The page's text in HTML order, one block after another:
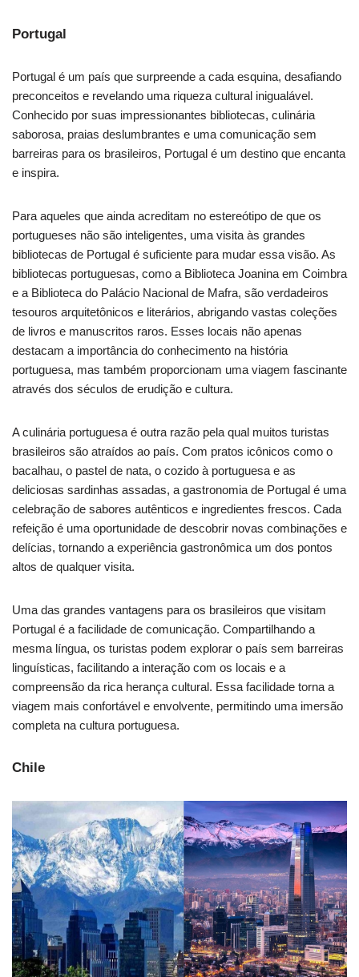
Portugal
Portugal é um país que surpreende a cada esquina, desafiando
preconceitos e revelando uma riqueza cultural inigualável.
Conhecido por suas impressionantes bibliotecas, culinária
saborosa, praias deslumbrantes e uma comunicação sem
barreiras para os brasileiros, Portugal é um destino que encanta
e inspira.
Para aqueles que ainda acreditam no estereótipo de que os
portugueses não são inteligentes, uma visita às grandes
bibliotecas de Portugal é suficiente para mudar essa visão. As
bibliotecas portuguesas, como a Biblioteca Joanina em Coimbra
e a Biblioteca do Palácio Nacional de Mafra, são verdadeiros
tesouros arquitetônicos e literários, abrigando vastas coleções
de livros e manuscritos raros. Esses locais não apenas
destacam a importância do conhecimento na história
portuguesa, mas também proporcionam uma viagem fascinante
através dos séculos de erudição e cultura.
A culinária portuguesa é outra razão pela qual muitos turistas
brasileiros são atraídos ao país. Com pratos icônicos como o
bacalhau, o pastel de nata, o cozido à portuguesa e as
deliciosas sardinhas assadas, a gastronomia de Portugal é uma
celebração de sabores autênticos e ingredientes frescos. Cada
refeição é uma oportunidade de descobrir novas combinações e
delícias, tornando a experiência gastronômica um dos pontos
altos de qualquer visita.
Uma das grandes vantagens para os brasileiros que visitam
Portugal é a facilidade de comunicação. Compartilhando a
mesma língua, os turistas podem explorar o país sem barreiras
linguísticas, facilitando a interação com os locais e a
compreensão da rica herança cultural. Essa facilidade torna a
viagem mais confortável e envolvente, permitindo uma imersão
completa na cultura portuguesa.
Chile